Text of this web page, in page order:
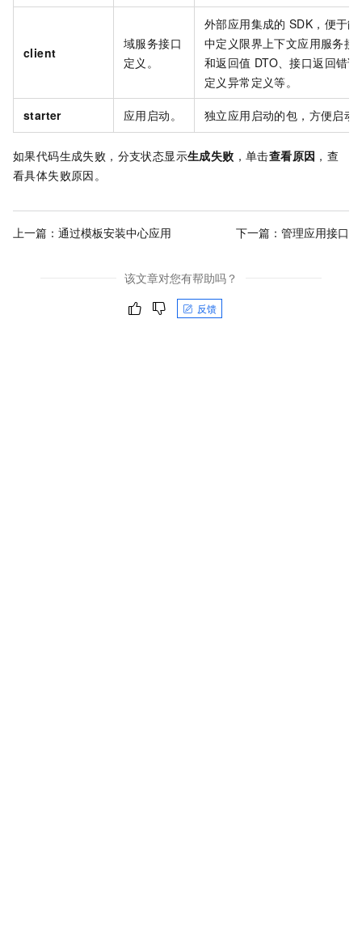
client
域服务接口
定义。
外部应用集成的 SDK，便于
中定义限界上下文应用服务接
和返回值 DTO、接口返回错
定义异常定义等。
starter 应用启动。 独立应用启动的包，方便启动
如果代码生成失败，分支状态显示生成失败 ，单击查看原因 ，查
看具体失败原因。
上一篇： 通过模板安装中心应用 下一篇： 管理应用接口
该文章对您有帮助吗？
反馈